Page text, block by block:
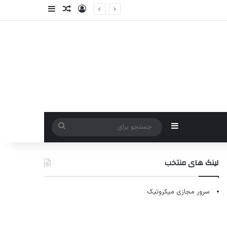
ورودنوشته تصادفی
سایدبار
سایدبار
جستجو
برای
لینک های منتخب
سرور مجازی میکروتیک